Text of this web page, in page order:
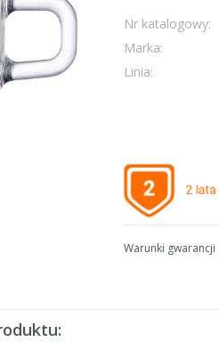
Nr katalogowy:
Marka:
Linia:
Warunki gwarancji